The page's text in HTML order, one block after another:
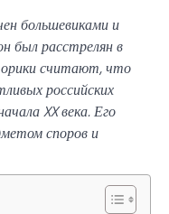
большевиками и
был расстрелян в
считают, что
российских
XX века. Его
споров и